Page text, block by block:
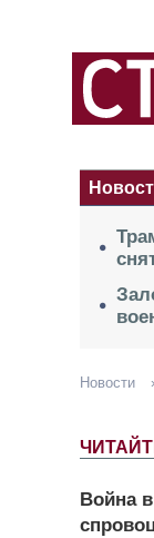
Новости
Война